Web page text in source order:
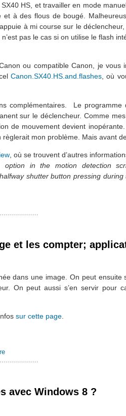
HS, et travailler en mode
à des flous de bougé.
à mi course sur le
pas le cas si on utilise le flash
ou compatible Canon, je
Canon.SX40.HS.and.flashes, où
complémentaires. Le
sur le déclencheur. Comme
de mouvement devient
mon problème. Mais avant
, où se trouvent d’autres
in the motion detection
shutter button pressing
et les compter;
dans une image. On peut ensuite
On peut aussi s’en servir pour
sur cette page
avec Windows 8 ?